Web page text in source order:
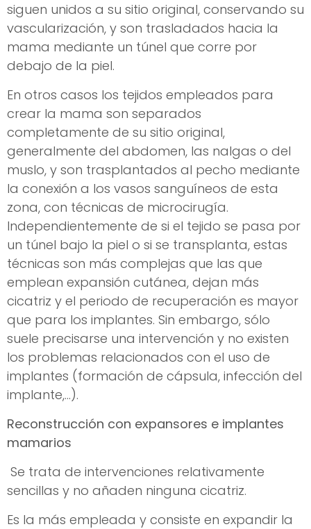
siguen unidos a su sitio original, conservando su
vascularización, y son trasladados hacia la
mama mediante un túnel que corre por
debajo de la piel.
En otros casos los tejidos empleados para
crear la mama son separados
completamente de su sitio original,
generalmente del abdomen, las nalgas o del
muslo, y son trasplantados al pecho mediante
la conexión a los vasos sanguíneos de esta
zona, con técnicas de microcirugía.
Independientemente de si el tejido se pasa por
un túnel bajo la piel o si se transplanta, estas
técnicas son más complejas que las que
emplean expansión cutánea, dejan más
cicatriz y el periodo de recuperación es mayor
que para los implantes. Sin embargo, sólo
suele precisarse una intervención y no existen
los problemas relacionados con el uso de
implantes (formación de cápsula, infección del
implante,…).
Reconstrucción con expansores e implantes
mamarios
Se trata de intervenciones relativamente
sencillas y no añaden ninguna cicatriz.
Es la más empleada y consiste en expandir la